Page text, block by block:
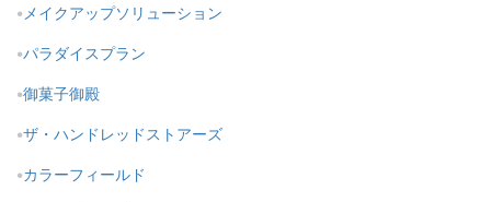
メイクアップソリューション
パラダイスプラン
御菓子御殿
ザ・ハンドレッドストアーズ
カラーフィールド